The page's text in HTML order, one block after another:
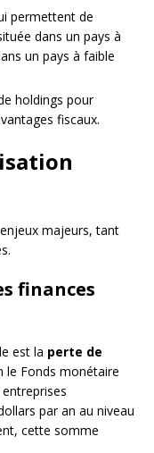
permettent de
dans un pays à
un pays à faible
holdings pour
fiscaux.
majeurs, tant
finances
est la perte de
le Fonds monétaire
par an au niveau
cette somme